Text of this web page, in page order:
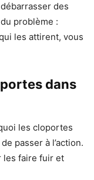
des
problème :
les attirent, vous
dans
les cloportes
passer à l’action.
les faire fuir et